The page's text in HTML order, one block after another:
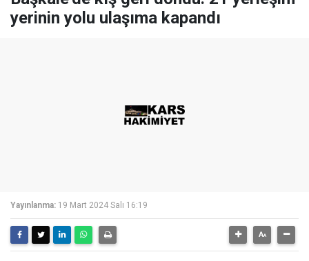
yerinin yolu ulaşıma kapandı
Yayınlanma: 19 Mart 2024 Salı 16:19